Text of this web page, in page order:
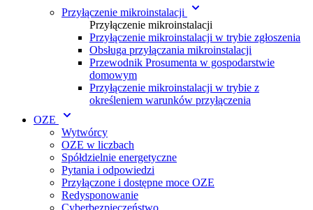
Przyłączenie mikroinstalacji
Przyłączenie mikroinstalacji
Przyłączenie mikroinstalacji w trybie zgłoszenia
Obsługa przyłączania mikroinstalacji
Przewodnik Prosumenta w gospodarstwie
domowym
Przyłączenie mikroinstalacji w trybie z
określeniem warunków przyłączenia
OZE
Wytwórcy
OZE w liczbach
Spółdzielnie energetyczne
Pytania i odpowiedzi
Przyłączone i dostępne moce OZE
Redysponowanie
Cyberbezpieczeństwo